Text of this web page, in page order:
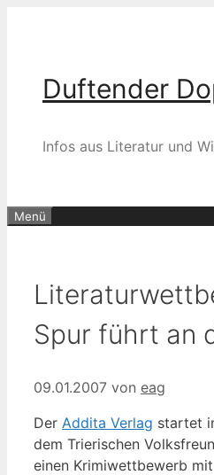
Duftender
Infos aus Literatur und
Menü
Spur führt an
09.01.2007 von eag
Der Addita Verlag startet
dem Trierischen
einen Krimiwettbewerb